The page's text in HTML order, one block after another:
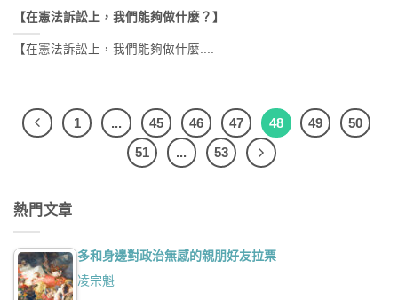
【在憲法訴訟上，我們能夠做什麼？】
【在憲法訴訟上，我們能夠做什麼....
1 ... 45 46 47 48 49
50
51
... 53
熱門文章
多和身邊對政治無感的親朋好友拉票
凌宗魁